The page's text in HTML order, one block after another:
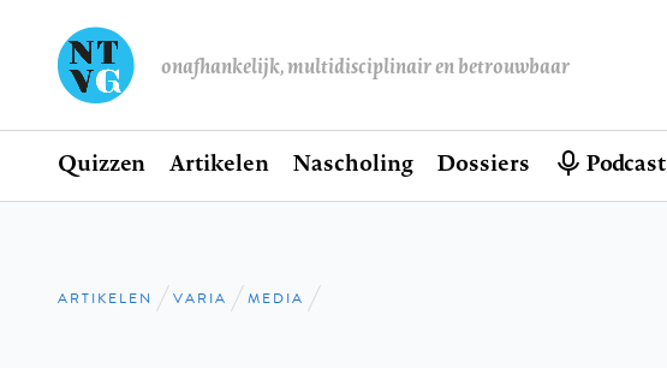
onafhankelijk, multidisciplinair en betrouwbaar
Hoofdnavigatie
Home
Quizzen Artikelen Nascholing Dossiers Podcast
Kruimelpad
ARTIKELEN VARIA MEDIA